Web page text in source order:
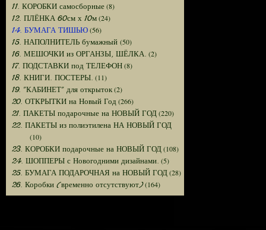
11. КОРОБКИ самосборные(8)
12. ПЛЁНКА 60см х 10м(24)
14. БУМАГА ТИШЬЮ(56)
15. НАПОЛНИТЕЛЬ бумажный (50)
16. МЕШОЧКИ из ОРГАНЗЫ, ШЁЛКА. (2)
17. ПОДСТАВКИ под ТЕЛЕФОН(8)
18. КНИГИ. ПОСТЕРЫ. (11)
19. "КАБИНЕТ" для открыток(2)
20. ОТКРЫТКИ на Новый Год (266)
21. ПАКЕТЫ подарочные на НОВЫЙ ГОД(220)
22. ПАКЕТЫ из полиэтилена НА НОВЫЙ ГОД
(10)
23. КОРОБКИ подарочные на НОВЫЙ ГОД(108)
24. ШОППЕРЫ с Новогодними дизайнами. (5)
25. БУМАГА ПОДАРОЧНАЯ на НОВЫЙ ГОД(28)
26. Коробки (временно отсутствуют)(164)